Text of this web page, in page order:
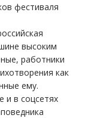
фестиваля
высоким
работники
как
ему.
и в соцсетях